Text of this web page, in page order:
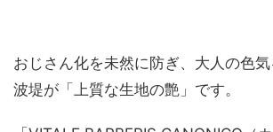
おじさん化を未然に防ぎ、大人の色
波堤が「上質な生地の艶」です。